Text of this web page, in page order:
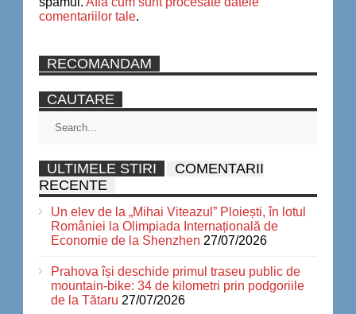
comentariilor tale.
RECOMANDAM
CAUTARE
ULTIMELE STIRI
COMENTARII
RECENTE
Un elev de la „Mihai Viteazul” Ploiești, în lotul
României la Olimpiada Internațională de
Economie de la Shenzhen 27/07/2026
Prahova își deschide primul traseu public de
mountain-bike: 34 de kilometri prin podgoriile
de la Tătaru 27/07/2026